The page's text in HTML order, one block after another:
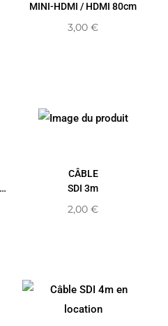
MINI-HDMI / HDMI 80cm
3,00 €
CÂBLE
SDI 3m
2,00 €